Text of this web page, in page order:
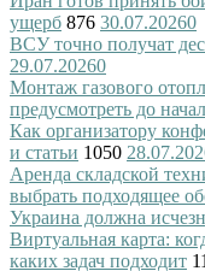
ущерб 876 30.07.20260
ВСУ точно получат
29.07.20260
Монтаж газового
предусмотреть до
Как организатору
и статьи 1050
Аренда складской
выбрать подходящее
Украина должна
Виртуальная карта:
каких задач подходит